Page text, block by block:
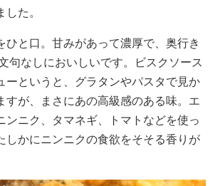
た。
と口。甘みがあって濃厚で、奥行き
句なしにおいしいです。ビスクソース
ーというと、グラタンやパスタで見か
すが、まさにあの高級感のある味。エ
ンニク、タマネギ、トマトなどを使っ
しかにニンニクの食欲をそそる香りが